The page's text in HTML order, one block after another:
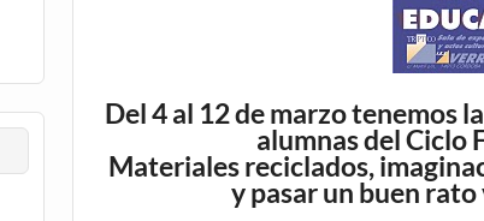
Del 4 al 12 de marzo tenemos
alumnas del Ciclo
Materiales reciclados,
y pasar un buen